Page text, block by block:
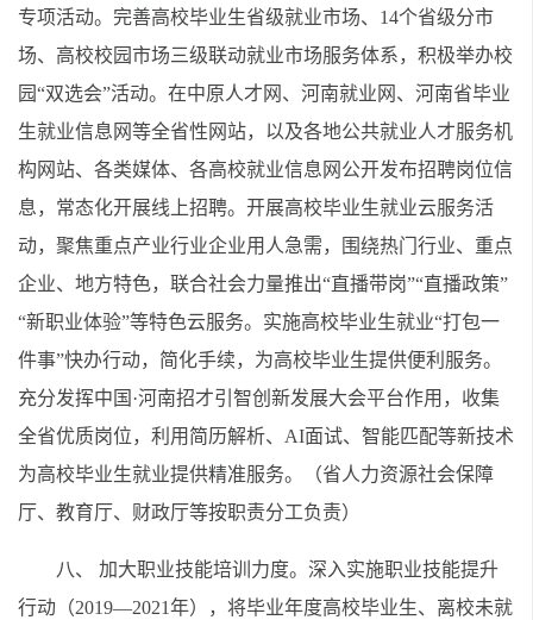
专项活动。完善高校毕业生省级就业市场、14个省级分市
场、高校校园市场三级联动就业市场服务体系，积极举办校
园“双选会”活动。在中原人才网、河南就业网、河南省毕业
生就业信息网等全省性网站，以及各地公共就业人才服务机
构网站、各类媒体、各高校就业信息网公开发布招聘岗位信
息，常态化开展线上招聘。开展高校毕业生就业云服务活
动，聚焦重点产业行业企业用人急需，围绕热门行业、重点
企业、地方特色，联合社会力量推出“直播带岗”“直播政策”
“新职业体验”等特色云服务。实施高校毕业生就业“打包一
件事”快办行动，简化手续，为高校毕业生提供便利服务。
充分发挥中国·河南招才引智创新发展大会平台作用，收集
全省优质岗位，利用简历解析、AI面试、智能匹配等新技术
为高校毕业生就业提供精准服务。（省人力资源社会保障
厅、教育厅、财政厅等按职责分工负责）
八、 加大职业技能培训力度。深入实施职业技能提升
行动（2019—2021年），将毕业年度高校毕业生、离校未就